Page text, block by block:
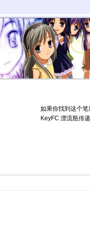
如果你找到这个
KeyFC 漂流瓶传